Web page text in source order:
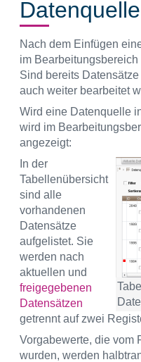
Nach dem Einfügen
im
Sind bereits
auch weiter bearbeitet
Wird eine Datenquelle
wird im
angezeigt:
In der
Tabellenübersicht
sind alle
vorhandenen
Datensätze
aufgelistet. Sie
werden nach
aktuellen und
freigegebenen
Datensätzen
getrennt auf zwei
Vorgabewerte, die vom
wurden, werden